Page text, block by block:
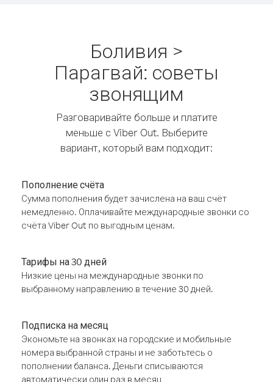
Боливия >
Парагвай: советы
звонящим
Разговаривайте больше и платите
меньше с Viber Out. Выберите
вариант, который вам подходит:
Пополнение счёта
Сумма пополнения будет зачислена на ваш счёт
немедленно. Оплачивайте международные звонки со
счёта Viber Out по выгодным ценам.
Тарифы на 30 дней
Низкие цены на международные звонки по
выбранному направлению в течение 30 дней.
Подписка на месяц
Экономьте на звонках на городские и мобильные
номера выбранной страны и не заботьтесь о
пополнении баланса. Деньги списываются
автоматически один раз в месяц